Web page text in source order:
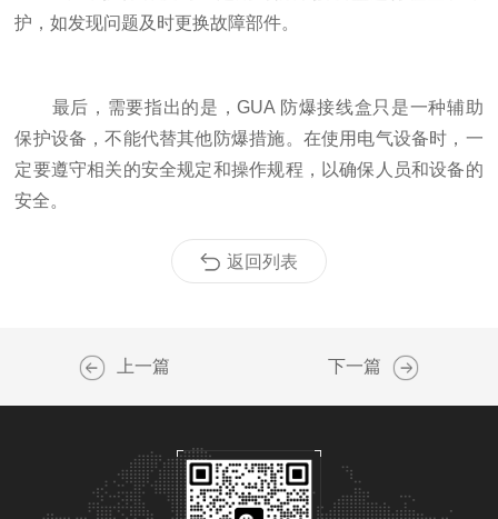
护，如发现问题及时更换故障部件。
最后，需要指出的是，GUA 防爆接线盒只是一种辅助
保护设备，不能代替其他防爆措施。在使用电气设备时，一
定要遵守相关的安全规定和操作规程，以确保人员和设备的
安全。
返回列表
上一篇 下一篇